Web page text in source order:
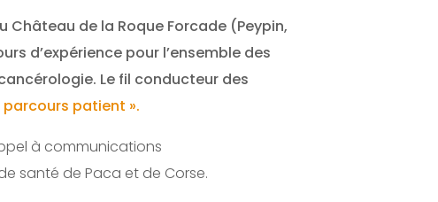
Château de la Roque Forcade (Peypin,
d’expérience pour l’ensemble des
Le fil conducteur des
parcours patient ».
à communications
santé de Paca et de Corse.